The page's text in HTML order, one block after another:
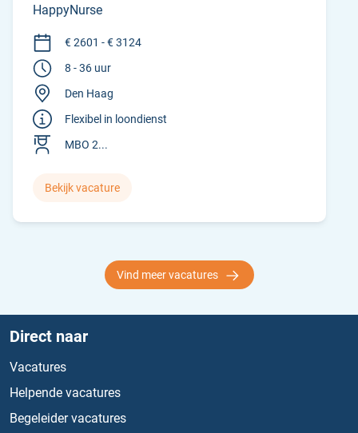
HappyNurse
€ 2601 - € 3124
8 - 36 uur
Den Haag
Flexibel in loondienst
MBO 2...
Bekijk vacature
Vind meer vacatures
Direct naar
Vacatures
Helpende vacatures
Begeleider vacatures